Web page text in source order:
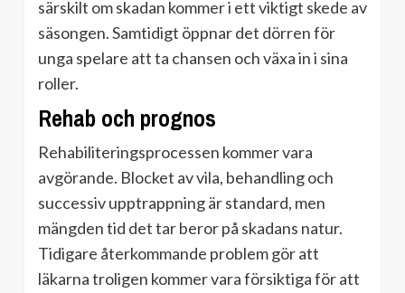
särskilt om skadan kommer i ett viktigt skede av
säsongen. Samtidigt öppnar det dörren för
unga spelare att ta chansen och växa in i sina
roller.
Rehab och prognos
Rehabiliteringsprocessen kommer vara
avgörande. Blocket av vila, behandling och
successiv upptrappning är standard, men
mängden tid det tar beror på skadans natur.
Tidigare återkommande problem gör att
läkarna troligen kommer vara försiktiga för att